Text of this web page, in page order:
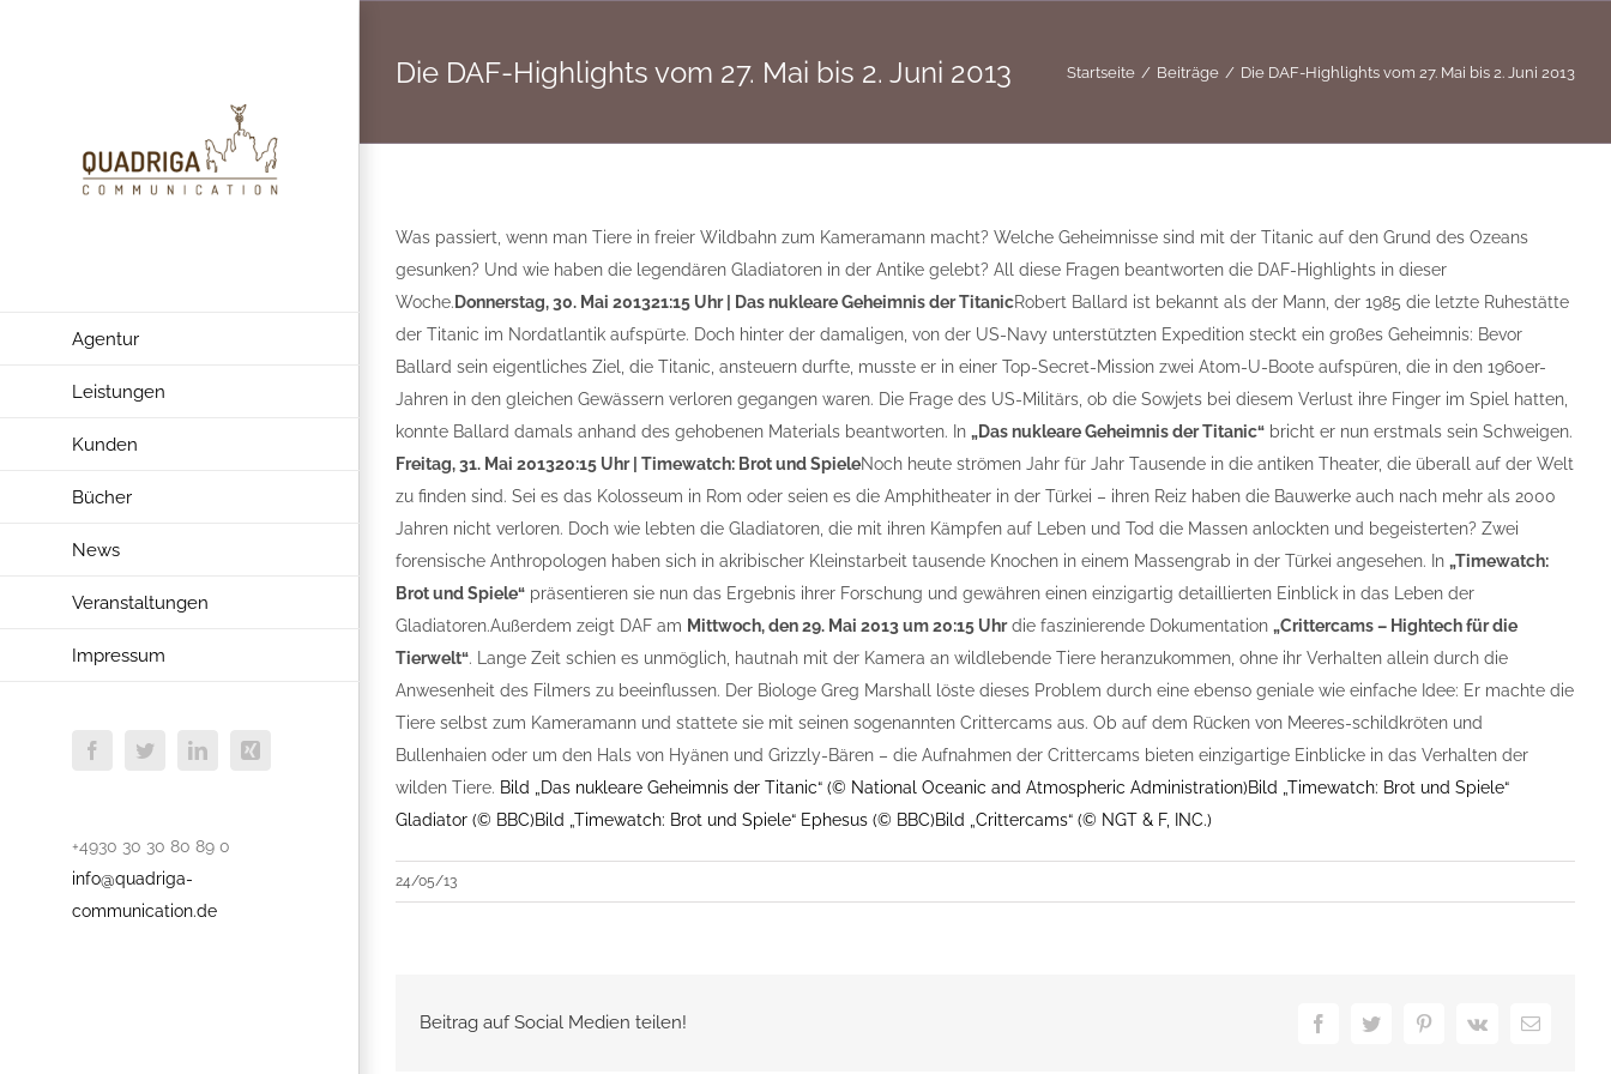
Agentur
Leistungen
Kunden
Bücher
News
Veranstaltungen
Impressum
FacebookTwitterLinkedInXing
+4930 30 30 80 89 0
info@quadriga-
communication.de
Die DAF-Highlights vom 27. Mai bis 2. Juni 2013 Startseite Beiträge Die DAF-Highlights vom 27. Mai bis 2. Juni 2013
Was passiert, wenn man Tiere in freier Wildbahn zum Kameramann macht? Welche Geheimnisse sind mit der Titanic auf den Grund des Ozeans
gesunken? Und wie haben die legendären Gladiatoren in der Antike gelebt? All diese Fragen beantworten die DAF-Highlights in dieser
Woche. Donnerstag, 30. Mai 201321:15 Uhr | Das nukleare Geheimnis der TitanicRobert Ballard ist bekannt als der Mann, der 1985 die letzte Ruhestätte
der Titanic im Nordatlantik aufspürte. Doch hinter der damaligen, von der US-Navy unterstützten Expedition steckt ein großes Geheimnis: Bevor
Ballard sein eigentliches Ziel, die Titanic, ansteuern durfte, musste er in einer Top-Secret-Mission zwei Atom-U-Boote aufspüren, die in den 1960er-
Jahren in den gleichen Gewässern verloren gegangen waren. Die Frage des US-Militärs, ob die Sowjets bei diesem Verlust ihre Finger im Spiel hatten,
konnte Ballard damals anhand des gehobenen Materials beantworten. In „Das nukleare Geheimnis der Titanic“ bricht er nun erstmals sein Schweigen.
Freitag, 31. Mai 201320:15 Uhr | Timewatch: Brot und SpieleNoch heute strömen Jahr für Jahr Tausende in die antiken Theater, die überall auf der Welt
zu finden sind. Sei es das Kolosseum in Rom oder seien es die Amphitheater in der Türkei – ihren Reiz haben die Bauwerke auch nach mehr als 2000
Jahren nicht verloren. Doch wie lebten die Gladiatoren, die mit ihren Kämpfen auf Leben und Tod die Massen anlockten und begeisterten? Zwei
forensische Anthropologen haben sich in akribischer Kleinstarbeit tausende Knochen in einem Massengrab in der Türkei angesehen. In „Timewatch:
Brot und Spiele“ präsentieren sie nun das Ergebnis ihrer Forschung und gewähren einen einzigartig detaillierten Einblick in das Leben der
Gladiatoren.Außerdem zeigt DAF am Mittwoch, den 29. Mai 2013 um 20:15 Uhrdie faszinierende Dokumentation „Crittercams – Hightech für die
Tierwelt“. Lange Zeit schien es unmöglich, hautnah mit der Kamera an wildlebende Tiere heranzukommen, ohne ihr Verhalten allein durch die
Anwesenheit des Filmers zu beeinflussen. Der Biologe Greg Marshall löste dieses Problem durch eine ebenso geniale wie einfache Idee: Er machte die
Tiere selbst zum Kameramann und stattete sie mit seinen sogenannten Crittercams aus. Ob auf dem Rücken von Meeres-schildkröten und
Bullenhaien oder um den Hals von Hyänen und Grizzly-Bären – die Aufnahmen der Crittercams bieten einzigartige Einblicke in das Verhalten der
wilden Tiere. Bild „Das nukleare Geheimnis der Titanic“ (© National Oceanic and Atmospheric Administration)Bild „Timewatch: Brot und Spiele“
Gladiator (© BBC)Bild „Timewatch: Brot und Spiele“ Ephesus (© BBC)Bild „Crittercams“ (© NGT & F, INC.)
24/05/13
Beitrag auf Social Medien teilen! FacebookTwitterPinterest
Vk
E-